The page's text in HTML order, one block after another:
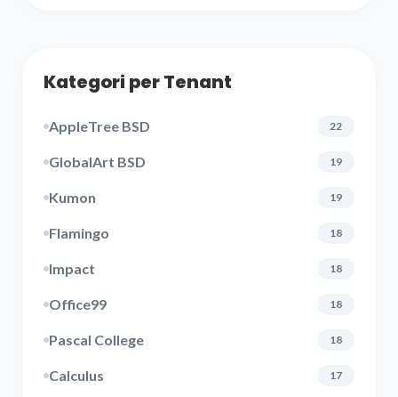
Kategori per Tenant
AppleTree BSD 22
GlobalArt BSD 19
Kumon 19
Flamingo 18
Impact 18
Office99 18
Pascal College 18
Calculus 17